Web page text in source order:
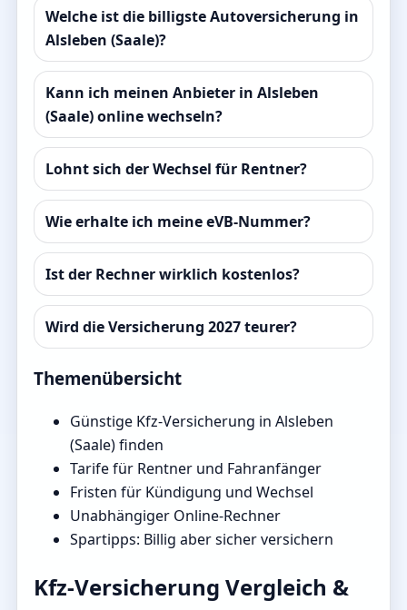
Welche ist die billigste Autoversicherung in
Alsleben (Saale)?
Kann ich meinen Anbieter in Alsleben
(Saale) online wechseln?
Lohnt sich der Wechsel für Rentner?
Wie erhalte ich meine eVB-Nummer?
Ist der Rechner wirklich kostenlos?
Wird die Versicherung 2027 teurer?
Themenübersicht
Günstige Kfz-Versicherung in Alsleben
(Saale) finden
Tarife für Rentner und Fahranfänger
Fristen für Kündigung und Wechsel
Unabhängiger Online-Rechner
Spartipps: Billig aber sicher versichern
Kfz-Versicherung Vergleich &